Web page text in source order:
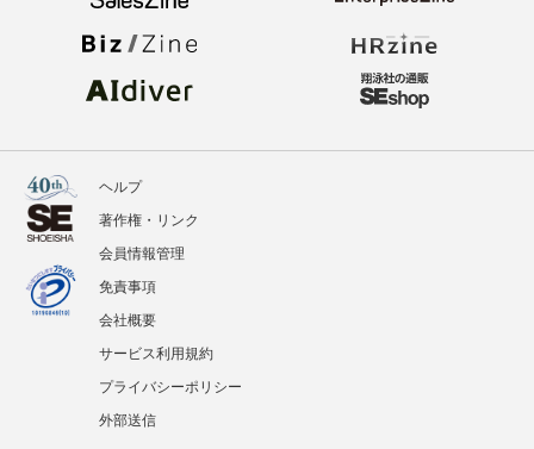
ヘルプ
著作権・リンク
会員情報管理
免責事項
会社概要
サービス利用規約
プライバシーポリシー
外部送信